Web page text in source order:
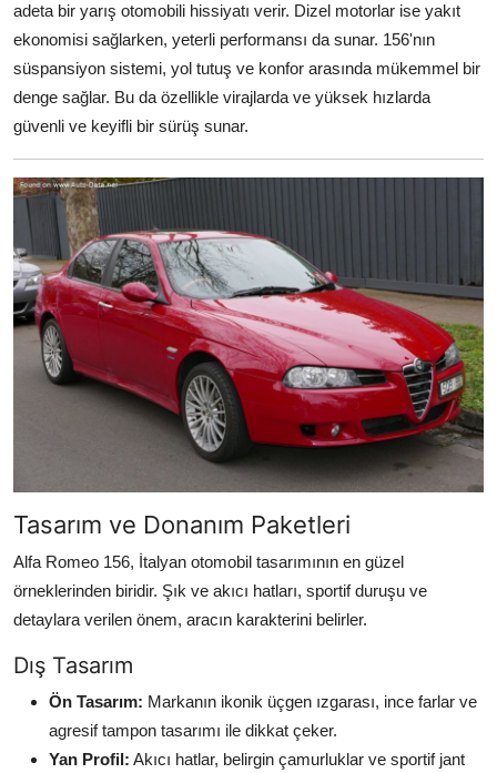
adeta bir yarış otomobili hissiyatı verir. Dizel motorlar ise yakıt
ekonomisi sağlarken, yeterli performansı da sunar. 156'nın
süspansiyon sistemi, yol tutuş ve konfor arasında mükemmel bir
denge sağlar. Bu da özellikle virajlarda ve yüksek hızlarda
güvenli ve keyifli bir sürüş sunar.
Tasarım ve Donanım Paketleri
Alfa Romeo 156, İtalyan otomobil tasarımının en güzel
örneklerinden biridir. Şık ve akıcı hatları, sportif duruşu ve
detaylara verilen önem, aracın karakterini belirler.
Dış Tasarım
Ön Tasarım: Markanın ikonik üçgen ızgarası, ince farlar ve
agresif tampon tasarımı ile dikkat çeker.
Yan Profil: Akıcı hatlar, belirgin çamurluklar ve sportif jant